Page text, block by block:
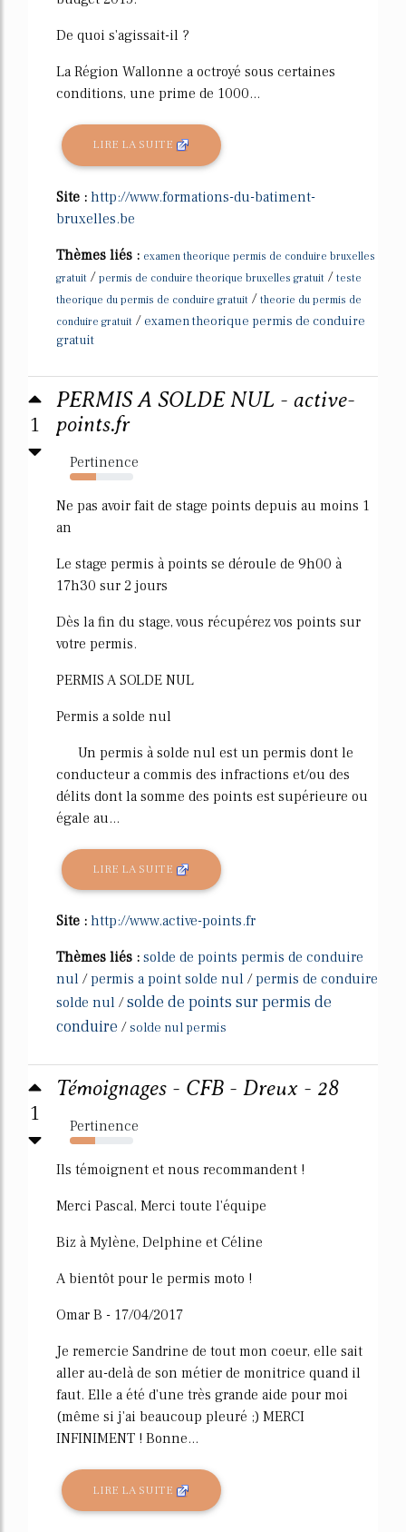
De quoi s'agissait-il ?
La Région Wallonne a octroyé sous certaines
conditions, une prime de 1000...
LIRE LA SUITE
Site : http://www.formations-du-batiment-
bruxelles.be
Thèmes liés : examen theorique permis de conduire bruxelles
gratuit / permis de conduire theorique bruxelles gratuit / teste
theorique du permis de conduire gratuit / theorie du permis de
conduire gratuit / examen theorique permis de conduire
gratuit
1
PERMIS A SOLDE NUL - active-
points.fr
Pertinence
42%
Ne pas avoir fait de stage points depuis au moins 1
an
Le stage permis à points se déroule de 9h00 à
17h30 sur 2 jours
Dès la fin du stage, vous récupérez vos points sur
votre permis.
PERMIS A SOLDE NUL
Permis a solde nul
Un permis à solde nul est un permis dont le
conducteur a commis des infractions et/ou des
délits dont la somme des points est supérieure ou
égale au...
LIRE LA SUITE
Site : http://www.active-points.fr
Thèmes liés : solde de points permis de conduire
nul /permis a point solde nul /permis de conduire
solde nul /solde de points sur permis de
conduire /solde nul permis
1
Témoignages - CFB - Dreux - 28
Pertinence
40%
Ils témoignent et nous recommandent !
Merci Pascal, Merci toute l'équipe
Biz à Mylène, Delphine et Céline
A bientôt pour le permis moto !
Omar B - 17/04/2017
Je remercie Sandrine de tout mon coeur, elle sait
aller au-delà de son métier de monitrice quand il
faut. Elle a été d'une très grande aide pour moi
(même si j'ai beaucoup pleuré ;) MERCI
INFINIMENT ! Bonne...
LIRE LA SUITE